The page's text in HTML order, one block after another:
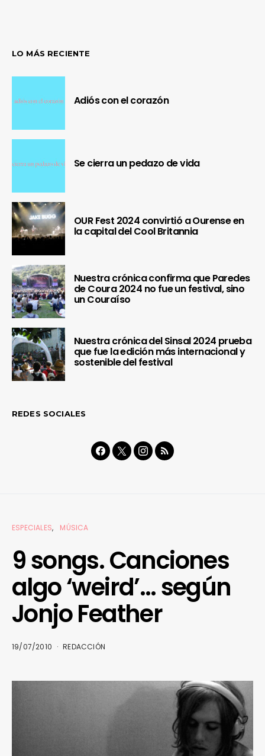
LO MÁS RECIENTE
Adiós con el corazón
Se cierra un pedazo de vida
OUR Fest 2024 convirtió a Ourense en
la capital del Cool Britannia
Nuestra crónica confirma que Paredes
de Coura 2024 no fue un festival, sino
un Couraíso
Nuestra crónica del Sinsal 2024 prueba
que fue la edición más internacional y
sostenible del festival
REDES SOCIALES
ESPECIALES MÚSICA
9 songs. Canciones
algo ‘weird’… según
Jonjo Feather
19/07/2010 REDACCIÓN